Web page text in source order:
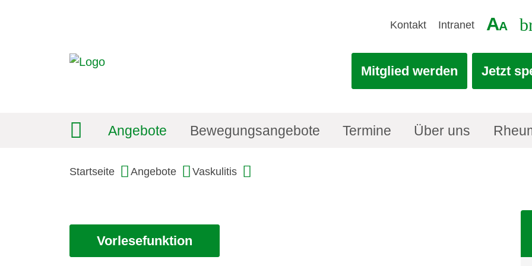
Kontakt Intranet AA
Mitglied werden Jetzt
Angebote Bewegungsangebote Termine Über uns
Startseite Angebote Vaskulitis
Vorlesefunktion